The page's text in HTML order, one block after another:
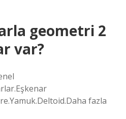
geometri 2
var?
fazla